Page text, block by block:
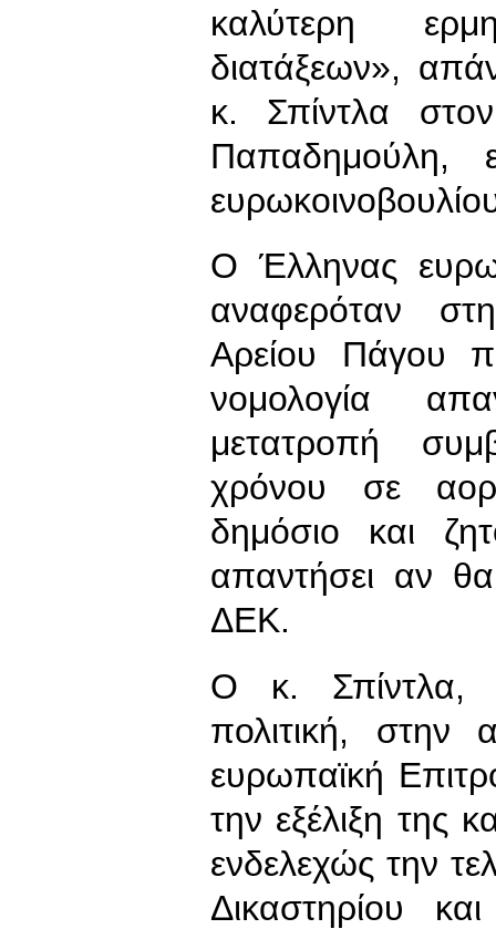
καλύτερη
διατάξεων»,
κ. Σπίντλα
Παπαδημούλη,
Ο Έλληνας
αναφερόταν
Αρείου Πάγου
νομολογία
μετατροπή
χρόνου σε
δημόσιο και
απαντήσει αν
ΔΕΚ.
Ο κ. Σπίντλα,
πολιτική, στην
ευρωπαϊκή
την εξέλιξη της
ενδελεχώς την
Δικαστηρίου